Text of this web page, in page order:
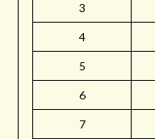
3
4
5
6
7